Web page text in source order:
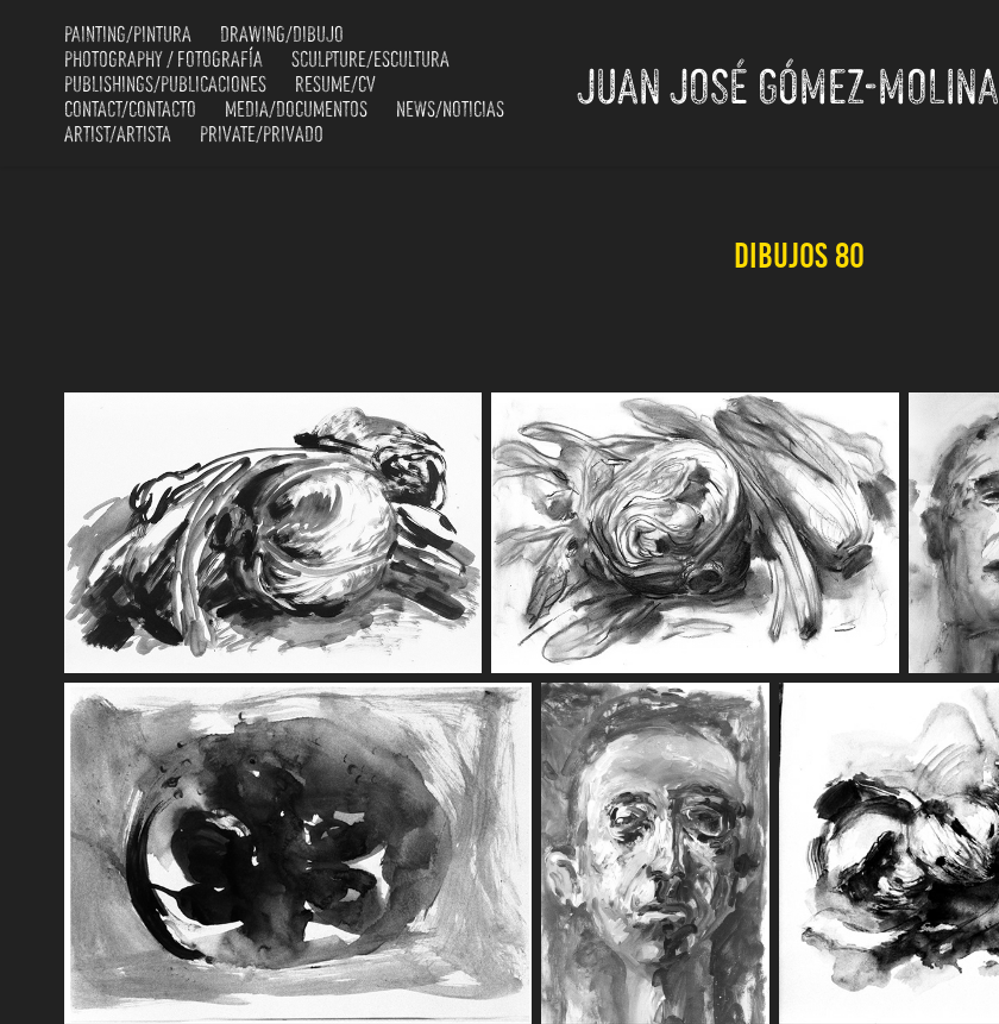
PAINTING/PINTURA
DRAWING/DIBUJO
PHOTOGRAPHY / FOTOGRAFÍA
SCULPTURE/ESCULTURA
PUBLISHINGS/PUBLICACIONES
RESUME/CV
CONTACT/CONTACTO
MEDIA/DOCUMENTOS
NEWS/NOTICIAS
ARTIST/ARTISTA
PRIVATE/PRIVADO
JUAN JOSÉ GÓMEZ-MOLINA
Dibujos 80